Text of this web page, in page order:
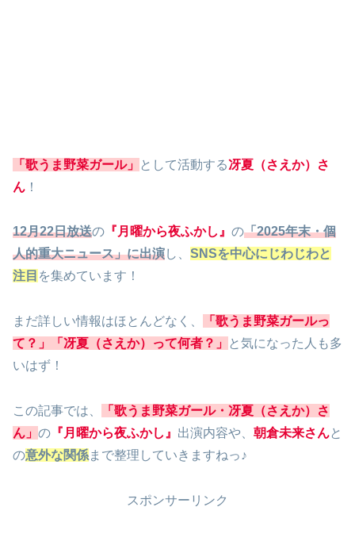
「歌うま野菜ガール」 として活動する冴夏（さえか）さ
ん ！
12月22日放送の 『月曜から夜ふかし』 の「2025年末・個
人的重大ニュース」に出演し、 SNSを中心にじわじわと
注目 を集めています！
まだ詳しい情報はほとんどなく、
「歌うま野菜ガールっ
て？」「冴夏（さえか）って何者？」
と気になった人も多
いはず！
この記事では、
「歌うま野菜ガール・冴夏（さえか）さ
ん」 の 『月曜から夜ふかし』 出演内容や、 朝倉未来さんと
の意外な関係まで整理していきますねっ♪
スポンサーリンク